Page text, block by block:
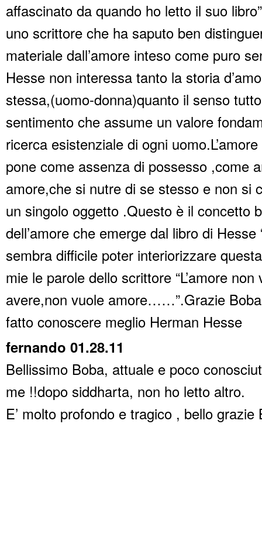
affascinato da quando ho letto il suo
uno scrittore che ha saputo ben
materiale dall’amore inteso come puro
Hesse non interessa tanto la storia
stessa,(uomo-donna)quanto il senso
sentimento che assume un valore
ricerca esistenziale di ogni
pone come assenza di possesso ,come
amore,che si nutre di se stesso e non si
un singolo oggetto .Questo è il concetto
dell’amore che emerge dal libro di Hesse
sembra difficile poter interiorizzare
mie le parole dello scrittore “L’amore non
avere,non vuole amore……”.Grazie
fatto conoscere meglio Herman Hesse
fernando 01.28.11
Bellissimo Boba, attuale e poco
me !!dopo siddharta, non ho letto altro.
E’ molto profondo e tragico , bello grazie